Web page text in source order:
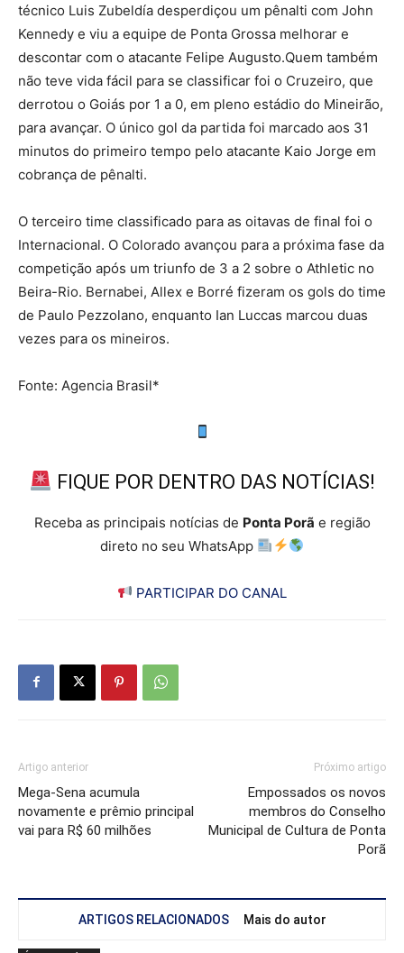
técnico Luis Zubeldía desperdiçou um pênalti com John
Kennedy e viu a equipe de Ponta Grossa melhorar e
descontar com o atacante Felipe Augusto.Quem também
não teve vida fácil para se classificar foi o Cruzeiro, que
derrotou o Goiás por 1 a 0, em pleno estádio do Mineirão,
para avançar. O único gol da partida foi marcado aos 31
minutos do primeiro tempo pelo atacante Kaio Jorge em
cobrança de pênalti.
O terceiro time classificado para as oitavas de final foi o
Internacional. O Colorado avançou para a próxima fase da
competição após um triunfo de 3 a 2 sobre o Athletic no
Beira-Rio. Bernabei, Allex e Borré fizeram os gols do time
de Paulo Pezzolano, enquanto Ian Luccas marcou duas
vezes para os mineiros.
Fonte: Agencia Brasil*
FIQUE POR DENTRO DAS NOTÍCIAS!
Receba as principais notícias de Ponta Porã e região
direto no seu WhatsApp
PARTICIPAR DO CANAL
Artigo anterior
Mega-Sena acumula
novamente e prêmio principal
vai para R$ 60 milhões
Próximo artigo
Empossados os novos
membros do Conselho
Municipal de Cultura de Ponta
Porã
ARTIGOS RELACIONADOS Mais do autor